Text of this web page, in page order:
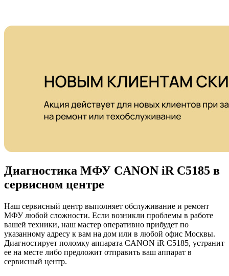
Диагностика МФУ CANON iR C5185 в
сервисном центре
Наш сервисный центр выполняет обслуживание и ремонт
МФУ любой сложности. Если возникли проблемы в работе
вашей техники, наш мастер оперативно прибудет по
указанному адресу к вам на дом или в любой офис Москвы.
Диагностирует поломку аппарата CANON iR C5185, устранит
ее на месте либо предложит отправить ваш аппарат в
сервисный центр.